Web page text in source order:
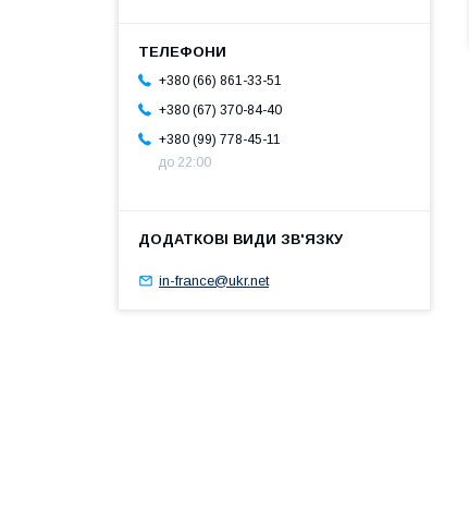
+380 (66) 861-33-51
+380 (67) 370-84-40
+380 (99) 778-45-11
до 22:00
in-france@ukr.net